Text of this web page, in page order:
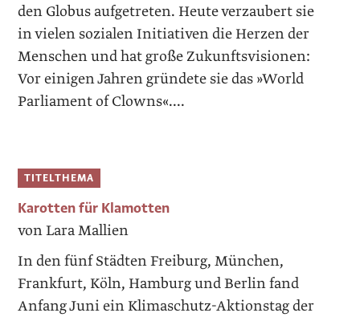
den Globus aufgetreten. Heute ver­zaubert sie
in vielen sozialen Initiativen die Herzen der
Menschen und hat große Zukunftsvisionen:
Vor einigen Jahren gründete sie das »World
Parliament of Clowns«....
TITELTHEMA
Karotten für Klamotten
von Lara Mallien
In den fünf Städten Freiburg, München,
Frankfurt, Köln, Hamburg und Berlin fand
Anfang Juni ein Klimaschutz-Aktionstag der